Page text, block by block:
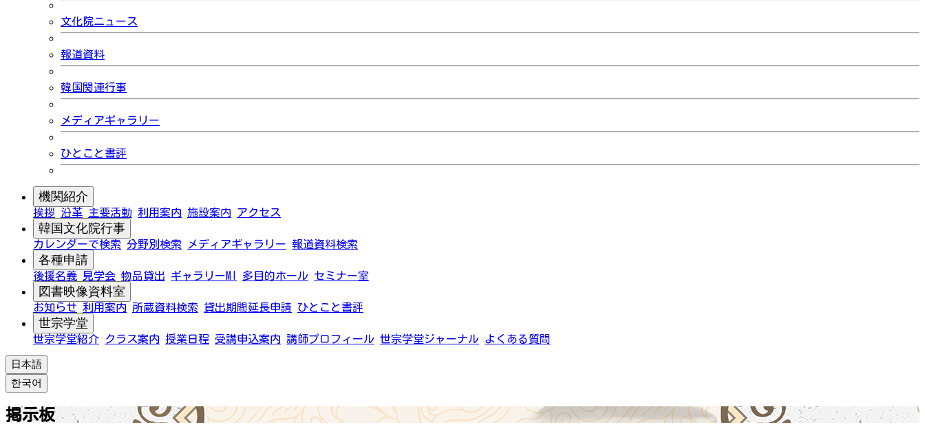
文化院ニュース
報道資料
韓国関連行事
メディアギャラリー
ひとこと書評
機関紹介
挨拶 沿革 主要活動 利用案内 施設案内 アクセス
韓国文化院行事
カレンダーで検索 分野別検索 メディアギャラリー 報道資料検索
各種申請
後援名義 見学会 物品貸出 ギャラリーMI 多目的ホール セミナー室
図書映像資料室
お知らせ 利用案内 所蔵資料検索 貸出期間延長申請 ひとこと書評
世宗学堂
世宗学堂紹介 クラス案内 授業日程 受講申込案内 講師プロフィール 世宗学堂ジャーナル よくある質問
日本語
한국어
掲示板